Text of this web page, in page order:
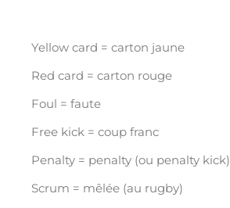
Yellow card = carton jaune
Red card = carton rouge
Foul = faute
Free kick = coup franc
Penalty = penalty (ou penalty kick)
Scrum = mêlée (au rugby)